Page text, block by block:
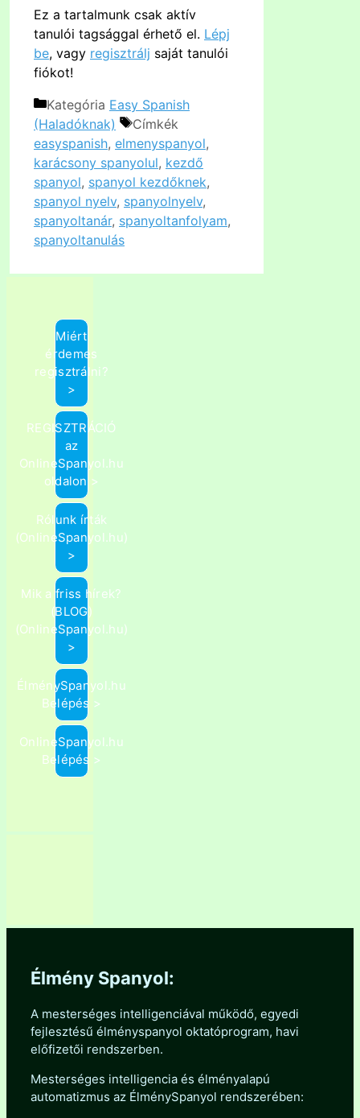
Ez a tartalmunk csak aktív
tanulói tagsággal érhető el. Lépj
be, vagy regisztrálj saját tanulói
fiókot!
Kategória Easy Spanish
(Haladóknak)
Címkék
easyspanish, elmenyspanyol,
karácsony spanyolul, kezdő
spanyol, spanyol kezdőknek,
spanyol nyelv, spanyolnyelv,
spanyoltanár, spanyoltanfolyam,
spanyoltanulás
Miért
érdemes
regisztrálni?
>
REGISZTRÁCIÓ
az
OnlineSpanyol.hu
oldalon >
Rólunk írták
(OnlineSpanyol.hu)
>
Mik a friss hírek?
(BLOG)
(OnlineSpanyol.hu)
>
ÉlménySpanyol.hu
Belépés >
OnlineSpanyol.hu
Belépés >
Élmény Spanyol:
A mesterséges intelligenciával működő, egyedi
fejlesztésű élményspanyol oktatóprogram, havi
előfizetői rendszerben.
Mesterséges intelligencia és élményalapú
automatizmus az ÉlménySpanyol rendszerében: